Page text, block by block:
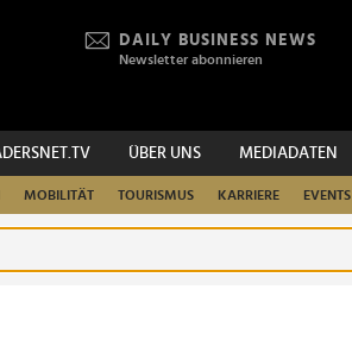
DAILY BUSINESS NEWS
Newsletter abonnieren
ÜBER UNS MEDIADATEN
MOBILITÄT TOURISMUS KARRIERE EVENTS